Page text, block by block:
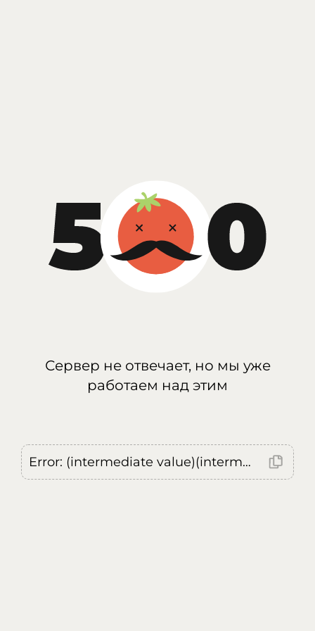
Сервер не отвечает, но мы уже
работаем над этим
Error: (intermediate value)(intermediate value)(intermediate value).replaceAll is not a function